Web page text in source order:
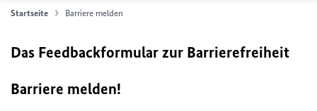
Startseite Barriere melden
Das Feedbackformular zur Barrierefreiheit
Barriere melden!